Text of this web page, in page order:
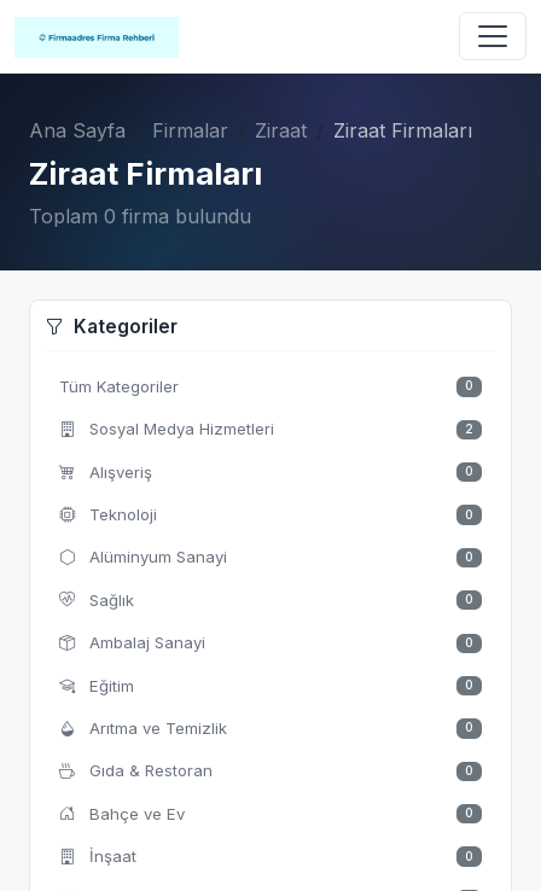
Ana Sayfa Firmalar Ziraat Ziraat Firmaları
Ziraat Firmaları
Toplam 0 firma bulundu
Kategoriler
Tüm Kategoriler 0
Sosyal Medya Hizmetleri 2
Alışveriş 0
Teknoloji 0
Alüminyum Sanayi 0
Sağlık 0
Ambalaj Sanayi 0
Eğitim 0
Arıtma ve Temizlik 0
Gıda & Restoran 0
Bahçe ve Ev 0
İnşaat 0